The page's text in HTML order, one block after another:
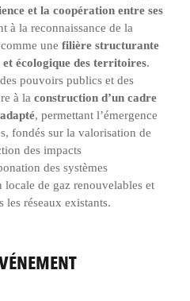
et la coopération entre ses
à la reconnaissance de la
une filière structurante
écologique des territoires.
pouvoirs publics et des
à la construction d’un cadre
, permettant l’émergence
fondés sur la valorisation de
des impacts
des systèmes
de gaz renouvelables et
les réseaux existants.